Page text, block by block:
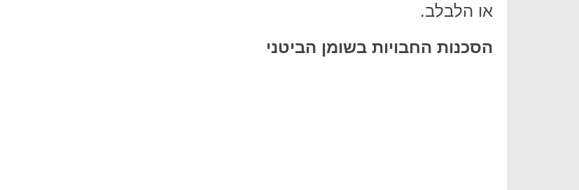
או הלבלב.
הסכנות החבויות בשומן הביטני